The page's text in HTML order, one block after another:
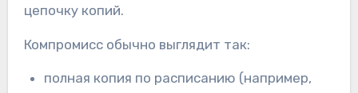
цепочку копий.
Компромисс обычно выглядит так:
полная копия по расписанию (например,